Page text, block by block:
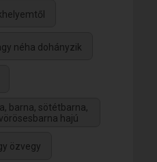
néha dohányzik
barna, sötétbarna,
hajú
özvegy